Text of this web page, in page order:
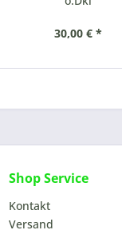
30,00 € *
Shop Service
Kontakt
Versand